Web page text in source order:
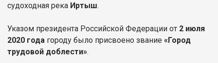
судоходная река Иртыш.
Указом президента Российской Федерации от 2 июля
2020 года городу было присвоено звание «Город
трудовой доблести».